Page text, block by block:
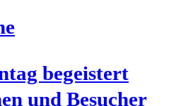
begeis­tert
und Besucher